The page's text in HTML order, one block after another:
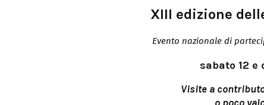
XIII edizione
Evento nazionale di
sabato 12 e
Visite a
o poco